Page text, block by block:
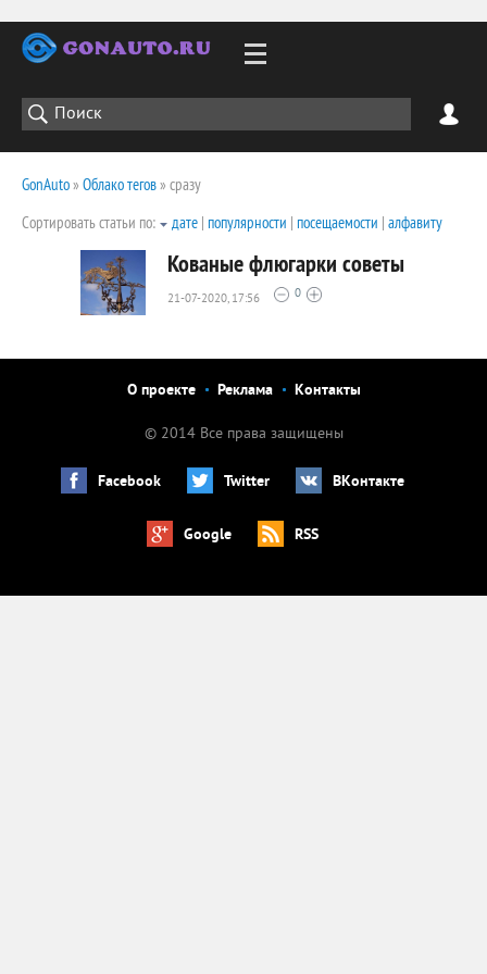
GonAuto» Облако тегов» сразу
Сортировать статьи по:
дате | популярности | посещаемости | алфавиту
Кованые флюгарки советы
21-07-2020, 17:56 0
О проекте Реклама Контакты
© 2014 Все права защищены
Facebook Twitter ВКонтакте
Google RSS